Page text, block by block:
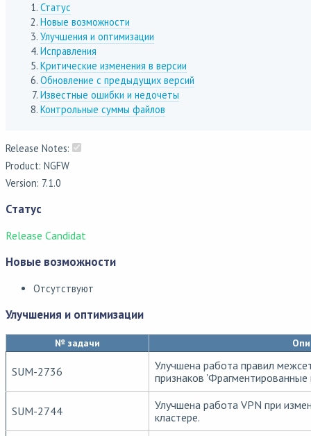
Статус
Новые возможности
Улучшения и оптимизации
Исправления
Критические изменения в версии
Обновление с предыдущих версий
Известные ошибки и недочеты
Контрольные суммы файлов
Release Notes:
Product: NGFW
Version: 7.1.0
Статус
Release Candidat
Новые возможности
Отсутствуют
Улучшения и оптимизации
№ задачи
SUM-2736
Улучшена работа правил
признаков 'Фрагментированные
SUM-2744
Улучшена работа VPN при
кластере.